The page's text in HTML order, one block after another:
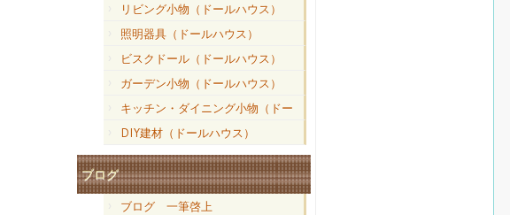
リビング小物（ドールハウス）
照明器具（ドールハウス）
ビスクドール（ドールハウス）
ガーデン小物（ドールハウス）
キッチン・ダイニング小物（ドー
ルハウス）
DIY建材（ドールハウス）
ブログ
ブログ 一筆啓上